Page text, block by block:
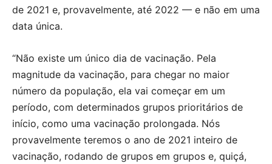
de 2021 e, provavelmente, até 2022 — e não em uma
data única.
“Não existe um único dia de vacinação. Pela
magnitude da vacinação, para chegar no maior
número da população, ela vai começar em um
período, com determinados grupos prioritários de
início, como uma vacinação prolongada. Nós
provavelmente teremos o ano de 2021 inteiro de
vacinação, rodando de grupos em grupos e, quiçá,